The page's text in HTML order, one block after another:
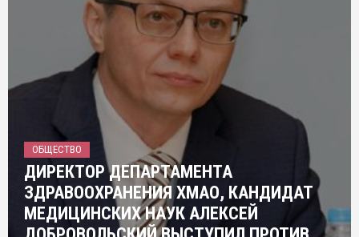
ОБЩЕСТВО
ДИРЕКТОР ДЕПАРТАМЕНТА
ЗДРАВООХРАНЕНИЯ ХМАО, КАНДИДАТ
МЕДИЦИНСКИХ НАУК АЛЕКСЕЙ